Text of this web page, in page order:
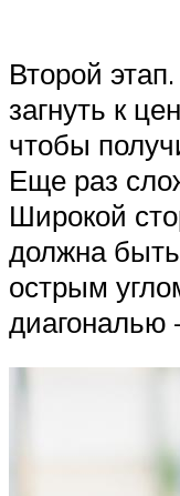
Второй
загнуть к
чтобы
Еще раз
Широкой
должна
острым
диагональю